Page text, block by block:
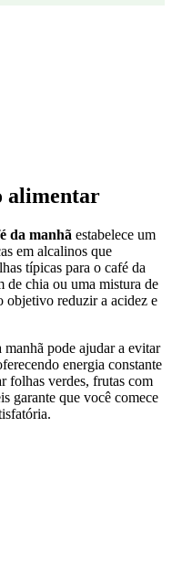
alimentar
da manhã estabelece um
em alcalinos que
típicas para o café da
de chia ou uma mistura de
objetivo reduzir a acidez e
pode ajudar a evitar
energia constante
folhas verdes, frutas com
garante que você comece